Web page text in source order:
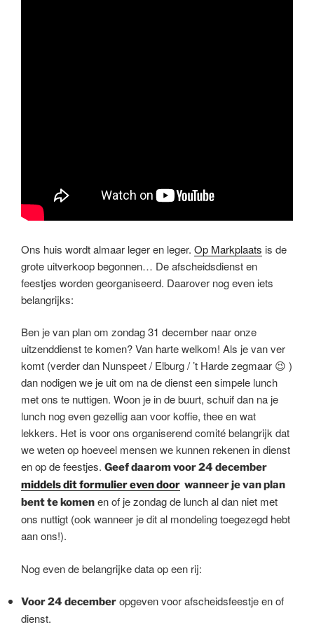
Ons huis wordt almaar leger en leger. Op Markplaats is de
grote uitverkoop begonnen… De afscheidsdienst en
feestjes worden georganiseerd. Daarover nog even iets
belangrijks:
Ben je van plan om zondag 31 december naar onze
uitzenddienst te komen? Van harte welkom! Als je van ver
komt (verder dan Nunspeet / Elburg / ’t Harde zegmaar 😉 )
dan nodigen we je uit om na de dienst een simpele lunch
met ons te nuttigen. Woon je in de buurt, schuif dan na je
lunch nog even gezellig aan voor koffie, thee en wat
lekkers. Het is voor ons organiserend comité belangrijk dat
we weten op hoeveel mensen we kunnen rekenen in dienst
en op de feestjes. Geef daarom voor 24 december
middels dit formulier even door wanneer je van plan
bent te komen en of je zondag de lunch al dan niet met
ons nuttigt (ook wanneer je dit al mondeling toegezegd hebt
aan ons!).
Nog even de belangrijke data op een rij:
Voor 24 december opgeven voor afscheidsfeestje en of
dienst.